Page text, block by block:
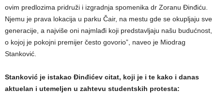
ovim predlozima pridruži i izgradnja spomenika dr Zoranu Đinđiću.
Njemu je prava lokacija u parku Čair, na mestu gde se okupljaju sve
generacije, a najviše oni najmlađi koji predstavljaju našu budućnost,
o kojoj je pokojni premijer često govorio”, naveo je Miodrag
Stanković.
Stanković je istakao Đinđićev citat, koji je i te kako i danas
aktuelan i utemeljen u zahtevu studentskih protesta: